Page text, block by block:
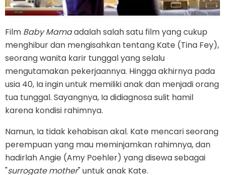
Film Baby Mamaadalah salah satu film yang cukup
menghibur dan mengisahkan tentang Kate (Tina Fey),
seorang wanita karir tunggal yang selalu
mengutamakan pekerjaannya. Hingga akhirnya pada
usia 40, Ia ingin untuk memiliki anak dan menjadi orang
tua tunggal. Sayangnya, Ia didiagnosa sulit hamil
karena kondisi rahimnya.
Namun, Ia tidak kehabisan akal. Kate mencari seorang
perempuan yang mau meminjamkan rahimnya, dan
hadirlah Angie (Amy Poehler) yang disewa sebagai
"surrogate mother" untuk anak Kate.